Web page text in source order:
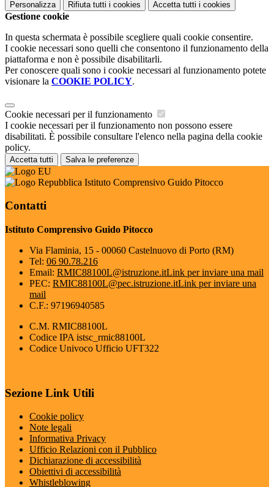
Personalizza Rifiuta tutti i cookies Accetta tutti i cookies
Gestione cookie
In questa schermata è possibile scegliere quali cookie consentire.
I cookie necessari sono quelli che consentono il funzionamento della
piattaforma e non è possibile disabilitarli.
Per conoscere quali sono i cookie necessari al funzionamento potete
visionare la COOKIE POLICY.
Cookie necessari per il funzionamento
I cookie necessari per il funzionamento non possono essere
disabilitati. È possibile consultare l'elenco nella pagina della cookie
policy.
Accetta tutti Salva le preferenze
Istituto Comprensivo Guido Pitocco
Contatti
Istituto Comprensivo Guido Pitocco
Via Flaminia, 15 - 00060 Castelnuovo di Porto (RM)
Tel: 06 90.78.216
Email: RMIC88100L@istruzione.itLink per inviare una mail
PEC: RMIC88100L@pec.istruzione.itLink per inviare una
mail
C.F.: 97196940585
C.M. RMIC88100L
Codice IPA istsc_rmic88100L
Codice Univoco Ufficio UFT322
Sezione Link Utili
Cookie policy
Note legali
Informativa Privacy
Ufficio Relazioni con il Pubblico
Dichiarazione di accessibilità
Obiettivi di accessibilità
Whistleblowing